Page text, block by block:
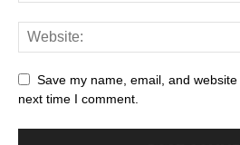
Save my name, email, and
next time I comment.